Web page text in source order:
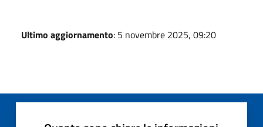
Ultimo aggiornamento: 5 novembre 2025, 09:20